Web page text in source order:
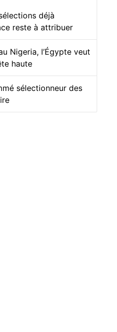
déjà
reste à attribuer
Nigeria, l’Égypte veut
haute
sélectionneur des